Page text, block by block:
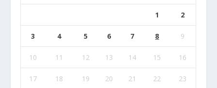
1 2
3 4 5 6 7 8 9
10 11 12 13 14 15 16
17 18 19 20 21 22 23